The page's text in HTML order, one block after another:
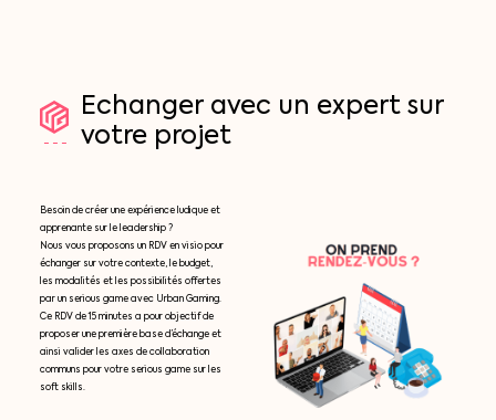
Echanger avec un expert sur
votre projet
Besoin de créer une expérience ludique et
apprenante sur le leadership ?
Nous vous proposons un RDV en visio pour
échanger sur votre contexte, le budget,
les modalités et les possibilités offertes
par un serious game avec Urban Gaming.
Ce RDV de 15 minutes a pour objectif de
proposer une première base d’échange et
ainsi valider les axes de collaboration
communs pour votre serious game sur les
soft skills.